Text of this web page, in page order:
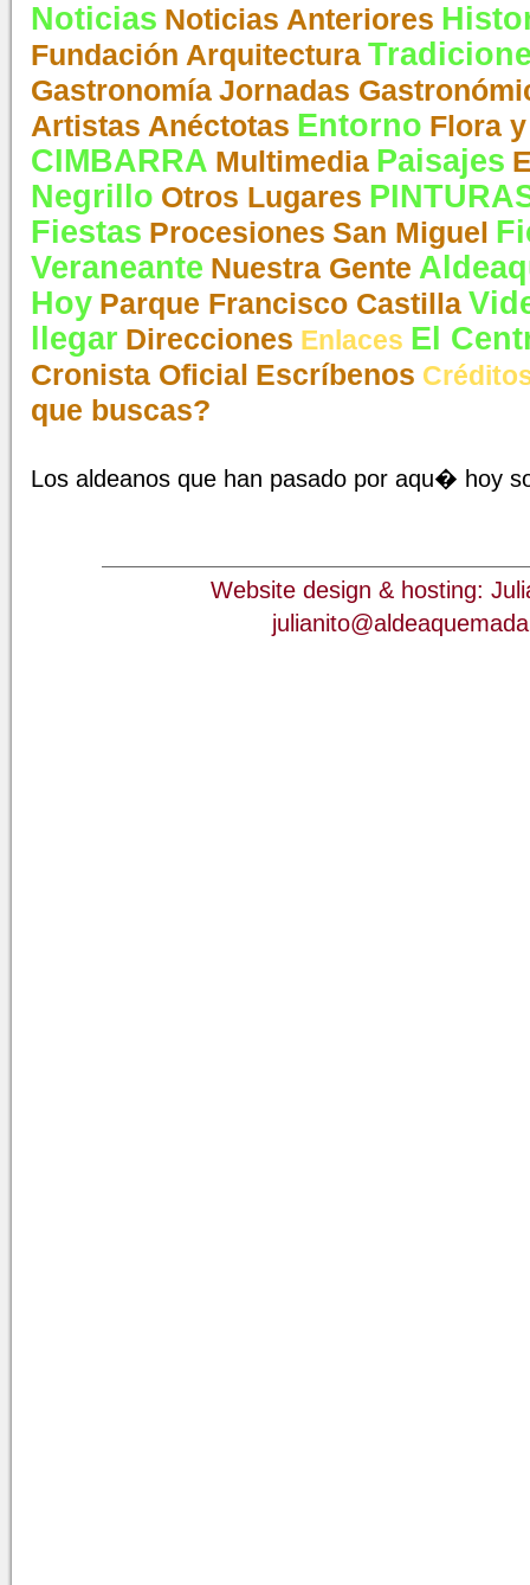
Noticias Noticias Anteriores
Fundación Arquitectura
Gastronomía Jornadas
Artistas Anéctotas Entorno Flora
CIMBARRA Multimedia Paisajes
Negrillo Otros Lugares
Fiestas Procesiones San Miguel
Veraneante Nuestra Gente
Hoy Parque Francisco Castilla
llegar Direcciones Enlaces El
Cronista Oficial Escríbenos
que buscas?
Los aldeanos que han pasado por aqu� hoy
Website design & hosting: